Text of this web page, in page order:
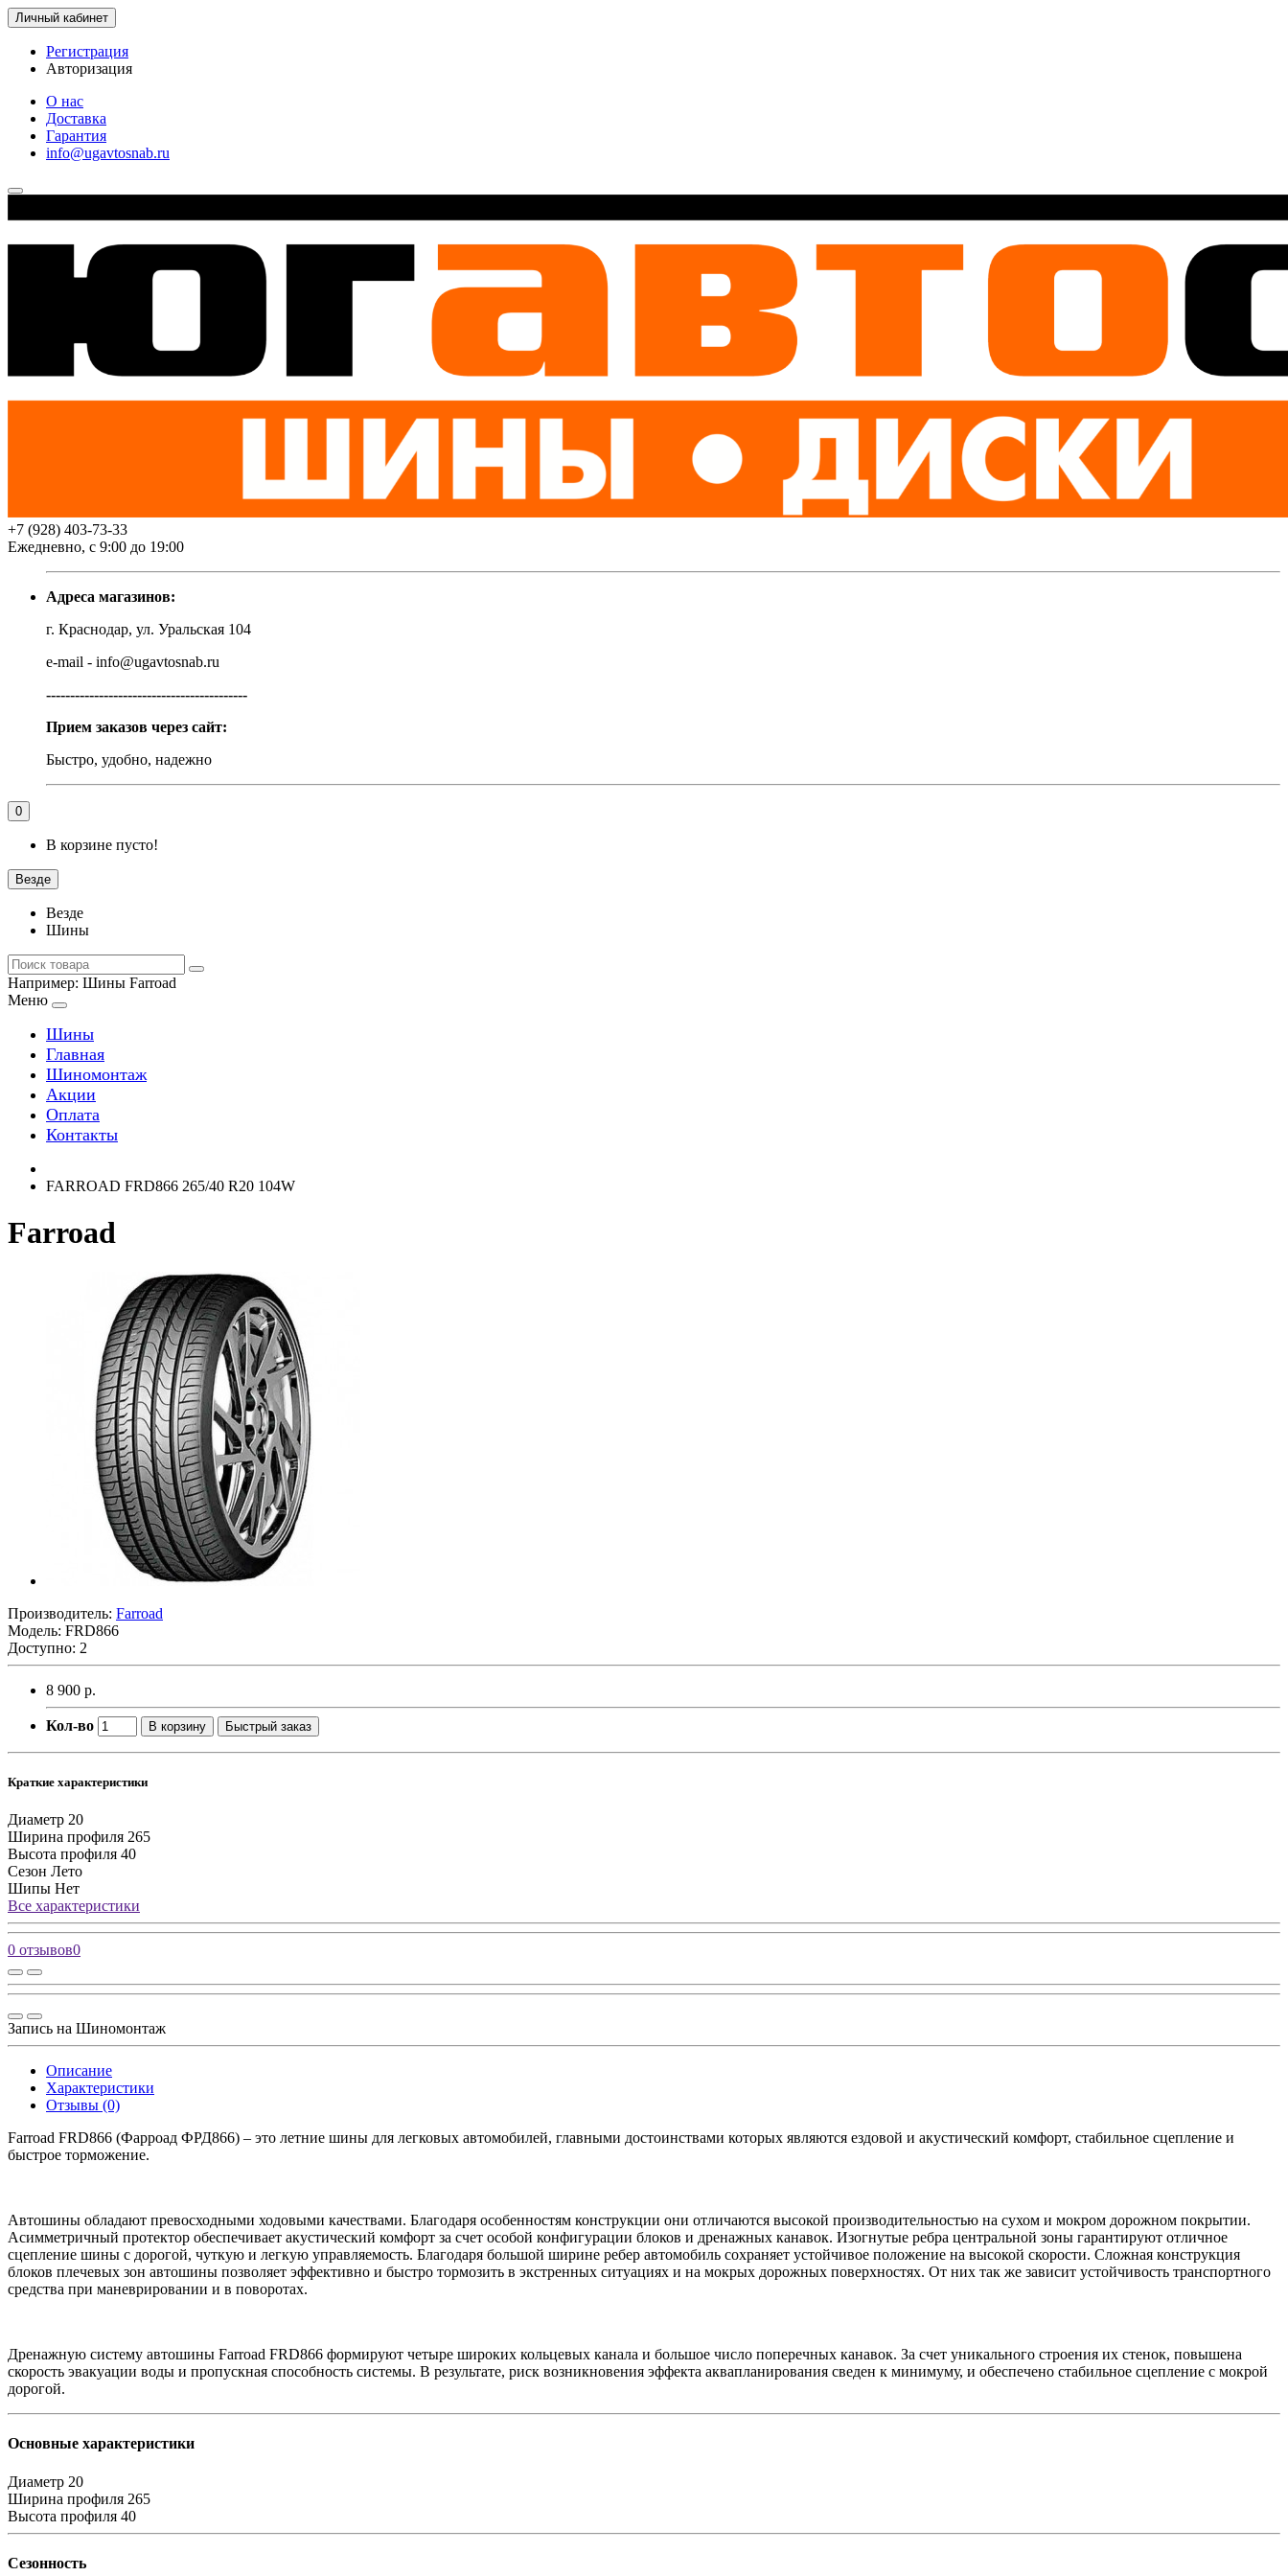
Личный кабинет
Регистрация
Авторизация
О нас
Доставка
Гарантия
info@ugavtosnab.ru
+7 (928) 403-73-33
Ежедневно, с 9:00 до 19:00
Адреса магазинов:
г. Краснодар, ул. Уральская 104
e-mail - info@ugavtosnab.ru
------------------------------------------
Прием заказов через сайт:
Быстро, удобно, надежно
0
В корзине пусто!
Везде
Везде
Шины
Например: Шины Farroad
Меню
Шины
Главная
Шиномонтаж
Акции
Оплата
Контакты
FARROAD FRD866 265/40 R20 104W
Farroad
Производитель: Farroad
Модель: FRD866
Доступно: 2
8 900 р.
Кол-во В корзину Быстрый заказ
Краткие характеристики
Диаметр 20
Ширина профиля 265
Высота профиля 40
Сезон Лето
Шипы Нет
Все характеристики
0 отзывов0
Запись на Шиномонтаж
Описание
Характеристики
Отзывы (0)
Farroad FRD866 (Фарроад ФРД866) – это летние шины для легковых автомобилей, главными достоинствами которых являются ездовой и акустический комфорт, стабильное сцепление и
быстрое торможение.
Автошины обладают превосходными ходовыми качествами. Благодаря особенностям конструкции они отличаются высокой производительностью на сухом и мокром дорожном покрытии.
Асимметричный протектор обеспечивает акустический комфорт за счет особой конфигурации блоков и дренажных канавок. Изогнутые ребра центральной зоны гарантируют отличное
сцепление шины с дорогой, чуткую и легкую управляемость. Благодаря большой ширине ребер автомобиль сохраняет устойчивое положение на высокой скорости. Сложная конструкция
блоков плечевых зон автошины позволяет эффективно и быстро тормозить в экстренных ситуациях и на мокрых дорожных поверхностях. От них так же зависит устойчивость транспортного
средства при маневрировании и в поворотах.
Дренажную систему автошины Farroad FRD866 формируют четыре широких кольцевых канала и большое число поперечных канавок. За счет уникального строения их стенок, повышена
скорость эвакуации воды и пропускная способность системы. В результате, риск возникновения эффекта аквапланирования сведен к минимуму, и обеспечено стабильное сцепление с мокрой
дорогой.
Основные характеристики
Диаметр 20
Ширина профиля 265
Высота профиля 40
Сезонность